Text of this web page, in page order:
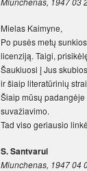
Mielas Kaimyne,
Po pusės metų
licenziją. Taigi,
Šaukiuosi į Jus
ir šiaip literatūrinių
Šiaip mūsų
suvažiavimo.
Tad viso geriausio
S. Santvarui
Miunchenas, 1947 04